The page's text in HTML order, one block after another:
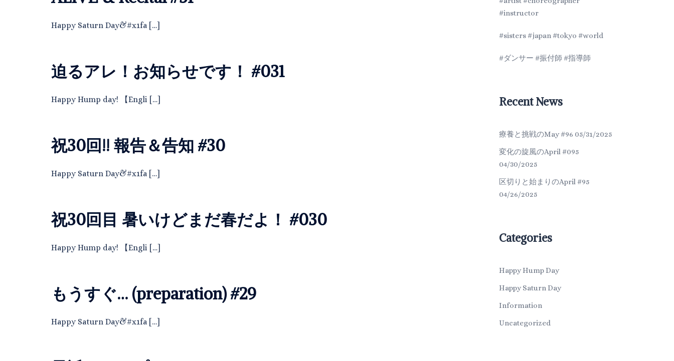
Happy Saturn Day&#x1fa […]
迫るアレ！お知らせです！ #031
Happy Hump day! 【Engli […]
祝30回!! 報告＆告知 #30
Happy Saturn Day&#x1fa […]
祝30回目 暑いけどまだ春だよ！ #030
Happy Hump day! 【Engli […]
もうすぐ… (preparation) #29
Happy Saturn Day&#x1fa […]
#instructor
#sisters #japan #tokyo #world
#ダンサー #振付師 #指導師
Recent News
療養と挑戦のMay #96 05/31/2025
変化の旋風のApril #095
04/30/2025
区切りと始まりのApril #95
04/26/2025
Categories
Happy Hump Day
Happy Saturn Day
Information
Uncategorized